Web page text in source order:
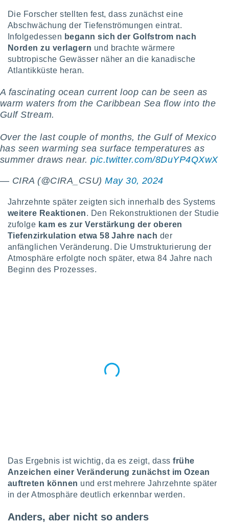
von
zur
der
von
von
durch
zur
Inhalten.
und
durch
Die Forscher stellten fest, dass zunächst eine
Abschwächung der Tiefenströmungen eintrat.
Infolgedessen begann sich der Golfstrom nach
Norden zu verlagern und brachte wärmere
subtropische Gewässer näher an die kanadische
Atlantikküste heran.
A fascinating ocean current loop can be seen as
warm waters from the Caribbean Sea flow into the
Gulf Stream.
Over the last couple of months, the Gulf of Mexico
has seen warming sea surface temperatures as
summer draws near.pic.twitter.com/8DuYP4QXwX
— CIRA (@CIRA_CSU)May 30, 2024
Jahrzehnte später zeigten sich innerhalb des Systems
weitere Reaktionen. Den Rekonstruktionen der Studie
zufolge kam es zur Verstärkung der oberen
Tiefenzirkulation etwa 58 Jahre nach der
anfänglichen Veränderung. Die Umstrukturierung der
Atmosphäre erfolgte noch später, etwa 84 Jahre nach
Beginn des Prozesses.
Das Ergebnis ist wichtig, da es zeigt, dassfrühe
Anzeichen einer Veränderungzunächst im Ozean
auftreten können und erst mehrere Jahrzehnte später
in der Atmosphäre deutlich erkennbar werden.
Anders, aber nicht so anders